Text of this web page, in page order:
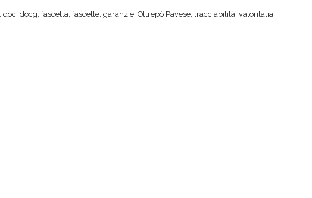
doc docg fascetta fascette garanzie Oltrepò Pavese tracciabilità valoritalia